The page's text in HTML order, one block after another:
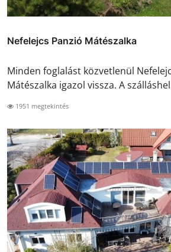
Nefelejcs Panzió Mátészalka
Minden foglalást közvetlenül
Mátészalka igazol vissza. A
1951 megtekintés